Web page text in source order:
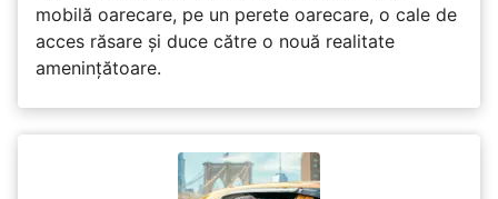
mobilă oarecare, pe un perete oarecare, o cale de
acces răsare și duce către o nouă realitate
amenințătoare.